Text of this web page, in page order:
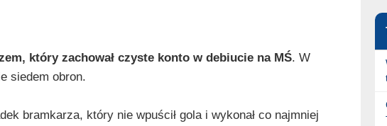
który zachował czyste konto w debiucie na MŚ. W
siedem obron.
bramkarza, który nie wpuścił gola i wykonał co najmniej